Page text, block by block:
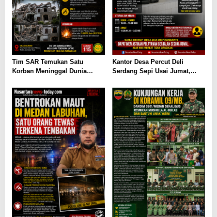
Tim SAR Temukan Satu
Korban Meninggal Dunia
Kompleks Grand Polonia
Medan
Kantor Desa Percut Deli
Serdang Sepi Usai Jumat,
Terhambat